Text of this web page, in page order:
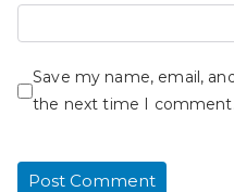
Save my name, email,
the next time I comment.